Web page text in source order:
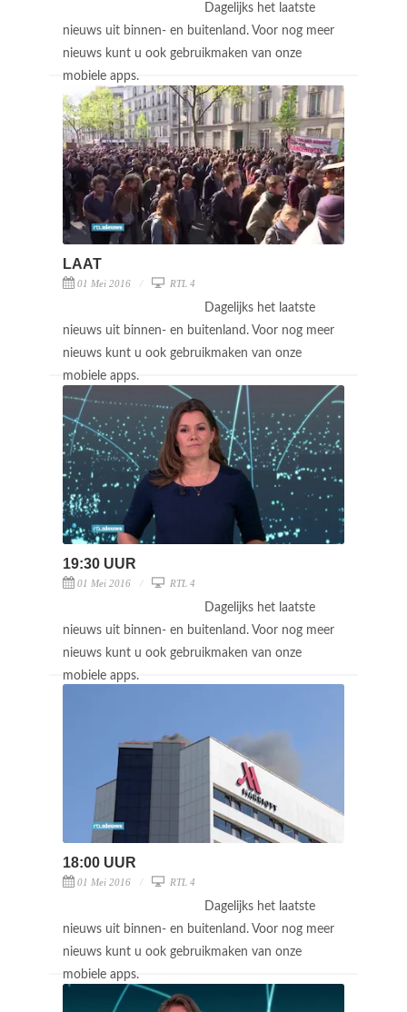
Dagelijks het laatste
nieuws uit binnen- en buitenland. Voor nog meer
nieuws kunt u ook gebruikmaken van onze
mobiele apps.
LAAT
01 Mei 2016 RTL 4
Dagelijks het laatste
nieuws uit binnen- en buitenland. Voor nog meer
nieuws kunt u ook gebruikmaken van onze
mobiele apps.
19:30 UUR
01 Mei 2016 RTL 4
Dagelijks het laatste
nieuws uit binnen- en buitenland. Voor nog meer
nieuws kunt u ook gebruikmaken van onze
mobiele apps.
18:00 UUR
01 Mei 2016 RTL 4
Dagelijks het laatste
nieuws uit binnen- en buitenland. Voor nog meer
nieuws kunt u ook gebruikmaken van onze
mobiele apps.